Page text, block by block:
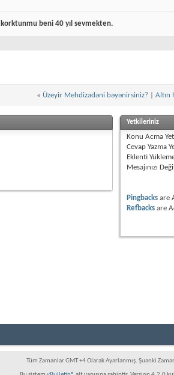
korktunmu beni 40 yıl sevmekten.
« Üzeyir Mehdizadəni bəyənirsiniz?| Altın
Yetkileriniz
Konu Acma
Cevap Yazma
Eklenti
Mesajınızı
Pingbacks are
Refbacks are
Tüm Zamanlar GMT +4 Olarak Ayarlanmış. Şuanki